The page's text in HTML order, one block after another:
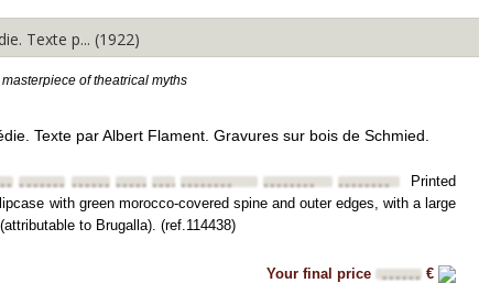
Texte p... (1922)
of theatrical myths
Texte par Albert Flament. Gravures sur bois de Schmied.
•••••••••••••••••••••••••••••••••••••••• •••••••• ••••••••
Printed
with green morocco-covered spine and outer edges, with a large
to Brugalla). (ref.114438)
Your final price •••••• €